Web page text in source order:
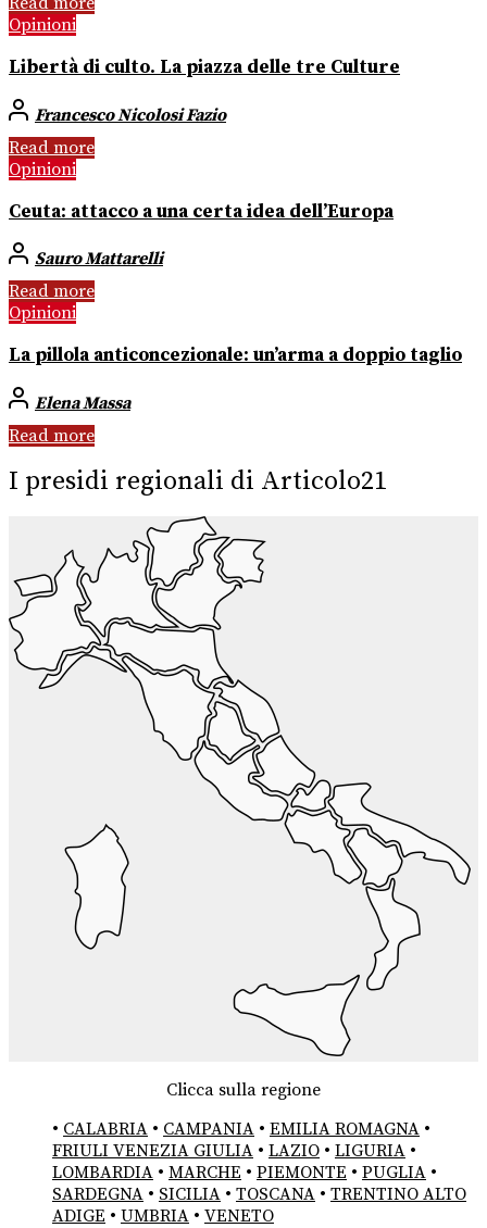
Opinioni
Libertà di culto. La piazza delle tre Culture
Francesco Nicolosi Fazio
Read more
Opinioni
Ceuta: attacco a una certa idea dell’Europa
Sauro Mattarelli
Read more
Opinioni
La pillola anticoncezionale: un’arma a doppio taglio
Elena Massa
Read more
I presidi regionali di Articolo21
Clicca sulla regione
• CALABRIA • CAMPANIA • EMILIA ROMAGNA •
FRIULI VENEZIA GIULIA • LAZIO • LIGURIA •
LOMBARDIA • MARCHE • PIEMONTE • PUGLIA •
SARDEGNA • SICILIA • TOSCANA • TRENTINO ALTO
ADIGE • UMBRIA • VENETO